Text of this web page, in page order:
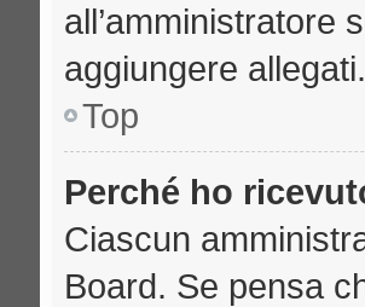
all’amministratore
aggiungere allegati.
Top
Perché ho
Ciascun
Board. Se pensa